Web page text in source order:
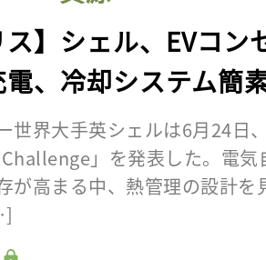
ス】シェル、EVコ
、冷却システム簡
世界大手英シェルは6月24日
Challenge」を発表した。電
が高まる中、熱管理の設計